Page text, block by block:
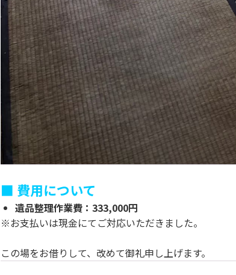
■ 費用について
遺品整理作業費：333,000円
※お支払いは現金にてご対応いただきました。
この場をお借りして、改めて御礼申し上げます。